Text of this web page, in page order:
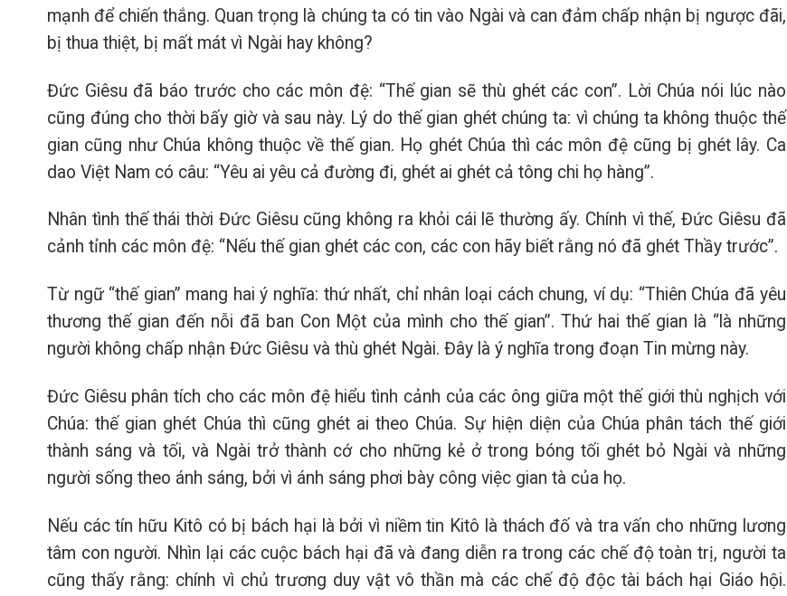
mạnh để chiến thắng. Quan trọng là chúng ta có tin vào Ngài và can đảm chấp nhận bị ngược đãi,
bị thua thiệt, bị mất mát vì Ngài hay không?
Đức Giêsu đã báo trước cho các môn đệ: “Thế gian sẽ thù ghét các con”. Lời Chúa nói lúc nào
cũng đúng cho thời bấy giờ và sau này. Lý do thế gian ghét chúng ta: vì chúng ta không thuộc thế
gian cũng như Chúa không thuộc về thế gian. Họ ghét Chúa thì các môn đệ cũng bị ghét lây. Ca
dao Việt Nam có câu: “Yêu ai yêu cả đường đi, ghét ai ghét cả tông chi họ hàng”.
Nhân tình thế thái thời Đức Giêsu cũng không ra khỏi cái lẽ thường ấy. Chính vì thế, Đức Giêsu đã
cảnh tỉnh các môn đệ: “Nếu thế gian ghét các con, các con hãy biết rằng nó đã ghét Thầy trước”.
Từ ngữ “thế gian” mang hai ý nghĩa: thứ nhất, chỉ nhân loại cách chung, ví dụ: “Thiên Chúa đã yêu
thương thế gian đến nỗi đã ban Con Một của mình cho thế gian”. Thứ hai thế gian là “là những
người không chấp nhận Đức Giêsu và thù ghét Ngài. Đây là ý nghĩa trong đoạn Tin mừng này.
Đức Giêsu phân tích cho các môn đệ hiểu tình cảnh của các ông giữa một thế giới thù nghịch với
Chúa: thế gian ghét Chúa thì cũng ghét ai theo Chúa. Sự hiện diện của Chúa phân tách thế giới
thành sáng và tối, và Ngài trở thành cớ cho những kẻ ở trong bóng tối ghét bỏ Ngài và những
người sống theo ánh sáng, bởi vì ánh sáng phơi bày công việc gian tà của họ.
Nếu các tín hữu Kitô có bị bách hại là bởi vì niềm tin Kitô là thách đố và tra vấn cho những lương
tâm con người. Nhìn lại các cuộc bách hại đã và đang diễn ra trong các chế độ toàn trị, người ta
cũng thấy rằng: chính vì chủ trương duy vật vô thần mà các chế độ độc tài bách hại Giáo hội.